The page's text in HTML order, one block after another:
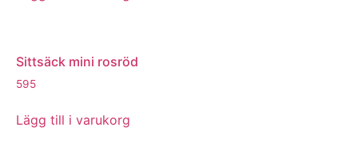
Sittsäck mini rosröd
595
Lägg till i varukorg